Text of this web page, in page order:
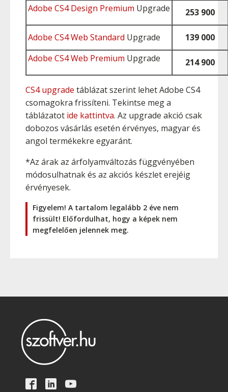
Adobe CS4 Design Premium Upgrade 253 900
Adobe CS4 Web Standard Upgrade
139 000
Adobe CS4 Web Premium Upgrade 214 900
CS4 upgrade táblázat szerint lehet Adobe CS4
csomagokra frissíteni. Tekintse meg a
táblázatot ide kattintva. Az upgrade akció csak
dobozos vásárlás esetén érvényes, magyar és
angol termékekre egyaránt.
*Az árak az árfolyamváltozás függvényében
módosulhatnak és az akciós készlet erejéig
érvényesek.
Figyelem! A tartalom legalább 2 éve nem
frissült! Előfordulhat, hogy a képek nem
megfelelően jelennek meg.